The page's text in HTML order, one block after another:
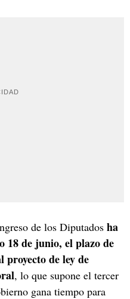
de los Diputados ha
18 de junio, el plazo de
proyecto de ley de
, lo que supone el tercer
gana tiempo para